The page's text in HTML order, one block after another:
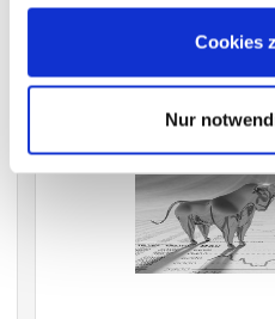
gesammelt haben.
Cookies
Nur
Die nächsten